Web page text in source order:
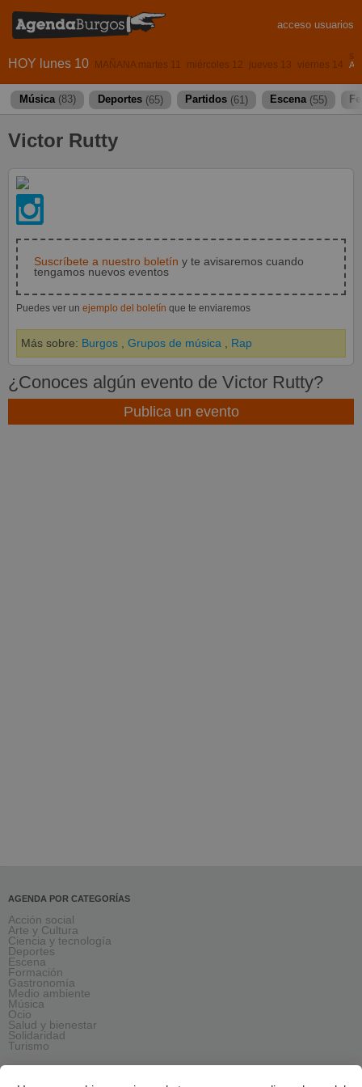
acceso usuarios
HOY lunes 10 MAÑANA martes 11 miércoles 12 jueves 13 viernes 14
Música (83) Deportes (65) Partidos (61) Escena (55)
Victor Rutty
Suscríbete a nuestro boletín y te avisaremos cuando
tengamos nuevos eventos
Puedes ver un ejemplo del boletín que te enviaremos
Más sobre: Burgos , Grupos de música , Rap
¿Conoces algún evento de Victor Rutty?
Publica un evento
AGENDA POR CATEGORÍAS
Acción social
Arte y Cultura
Ciencia y tecnología
Deportes
Escena
Formación
Gastronomía
Medio ambiente
Música
Ocio
Salud y bienestar
Solidaridad
Turismo